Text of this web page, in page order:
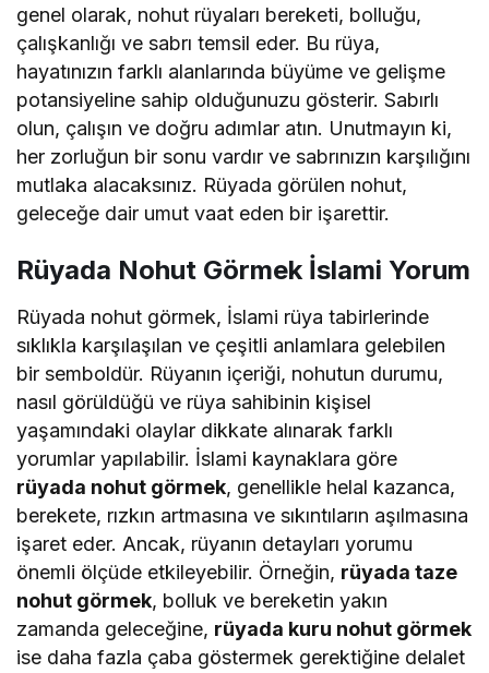
genel olarak, nohut rüyaları bereketi, bolluğu,
çalışkanlığı ve sabrı temsil eder. Bu rüya,
hayatınızın farklı alanlarında büyüme ve gelişme
potansiyeline sahip olduğunuzu gösterir. Sabırlı
olun, çalışın ve doğru adımlar atın. Unutmayın ki,
her zorluğun bir sonu vardır ve sabrınızın karşılığını
mutlaka alacaksınız. Rüyada görülen nohut,
geleceğe dair umut vaat eden bir işarettir.
Rüyada Nohut Görmek İslami Yorum
Rüyada nohut görmek, İslami rüya tabirlerinde
sıklıkla karşılaşılan ve çeşitli anlamlara gelebilen
bir semboldür. Rüyanın içeriği, nohutun durumu,
nasıl görüldüğü ve rüya sahibinin kişisel
yaşamındaki olaylar dikkate alınarak farklı
yorumlar yapılabilir. İslami kaynaklara göre
rüyada nohut görmek, genellikle helal kazanca,
berekete, rızkın artmasına ve sıkıntıların aşılmasına
işaret eder. Ancak, rüyanın detayları yorumu
önemli ölçüde etkileyebilir. Örneğin, rüyada taze
nohut görmek, bolluk ve bereketin yakın
zamanda geleceğine, rüyada kuru nohut görmek
ise daha fazla çaba göstermek gerektiğine delalet